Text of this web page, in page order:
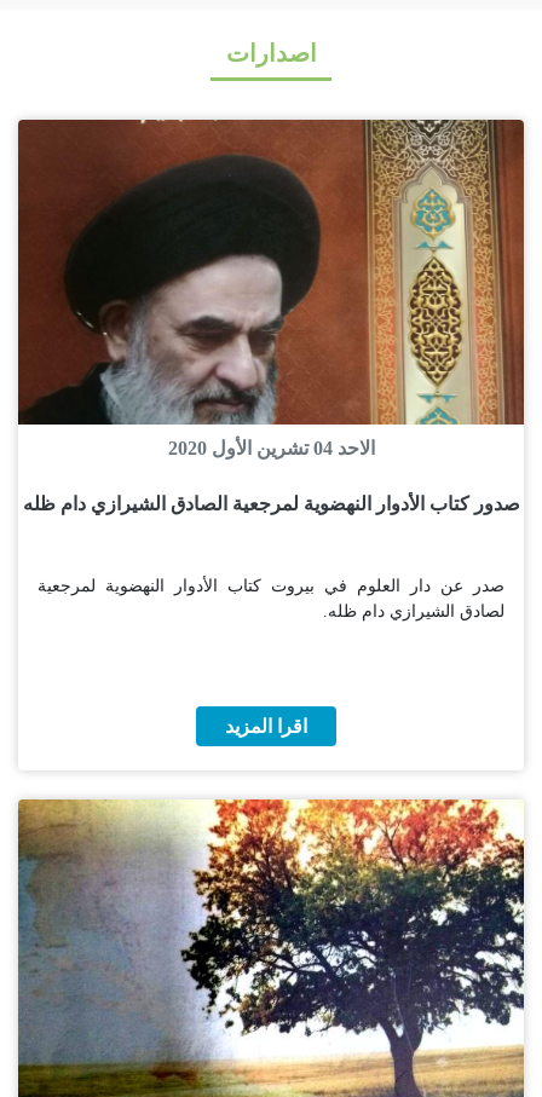
اصدارات
الاحد 04 تشرين الأول 2020
صدور كتاب الأدوار النهضوية لمرجعية الصادق الشيرازي دام ظله
صدر عن دار العلوم في بيروت كتاب الأدوار النهضوية لمرجعية
لصادق الشيرازي دام ظله.
اقرا المزيد